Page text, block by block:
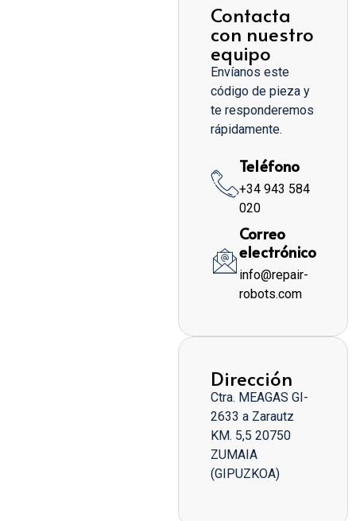
Contacta
con nuestro
equipo
Envíanos este
código de pieza y
te responderemos
rápidamente.
Teléfono
+34 943 584
020
Correo
electrónico
info@repair-
robots.com
Dirección
Ctra. MEAGAS GI-
2633 a Zarautz
KM. 5,5 20750
ZUMAIA
(GIPUZKOA)